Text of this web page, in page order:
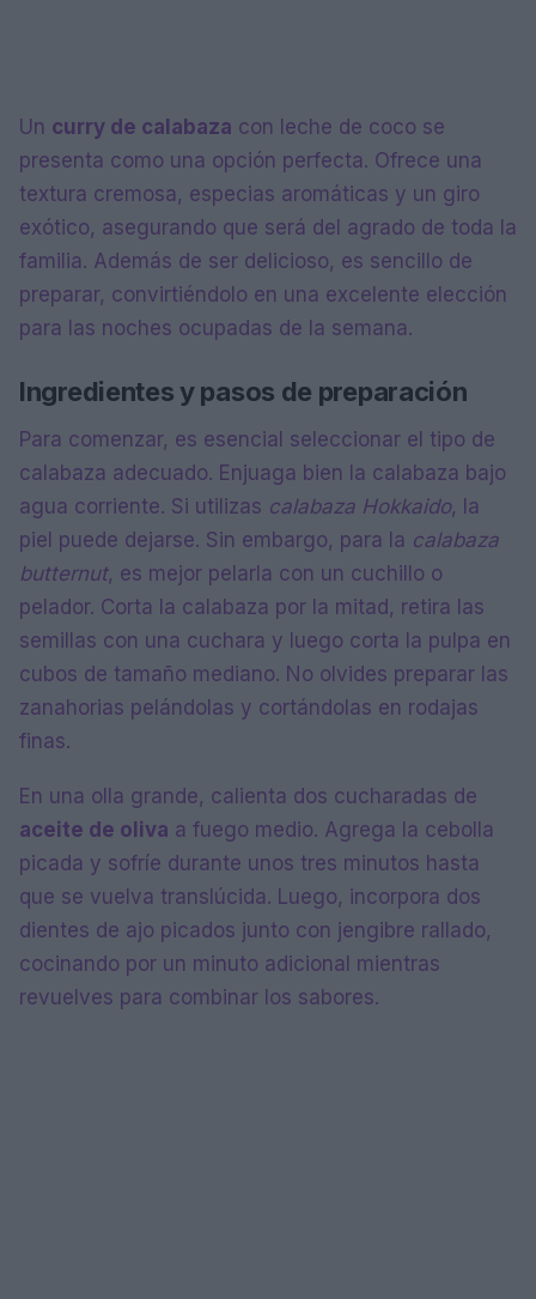
Un curry de calabaza con leche de coco se
presenta como una opción perfecta. Ofrece una
textura cremosa, especias aromáticas y un giro
exótico, asegurando que será del agrado de toda la
familia. Además de ser delicioso, es sencillo de
preparar, convirtiéndolo en una excelente elección
para las noches ocupadas de la semana.
Ingredientes y pasos de preparación
Para comenzar, es esencial seleccionar el tipo de
calabaza adecuado. Enjuaga bien la calabaza bajo
agua corriente. Si utilizas calabaza Hokkaido, la
piel puede dejarse. Sin embargo, para la calabaza
butternut, es mejor pelarla con un cuchillo o
pelador. Corta la calabaza por la mitad, retira las
semillas con una cuchara y luego corta la pulpa en
cubos de tamaño mediano. No olvides preparar las
zanahorias pelándolas y cortándolas en rodajas
finas.
En una olla grande, calienta dos cucharadas de
aceite de oliva a fuego medio. Agrega la cebolla
picada y sofríe durante unos tres minutos hasta
que se vuelva translúcida. Luego, incorpora dos
dientes de ajo picados junto con jengibre rallado,
cocinando por un minuto adicional mientras
revuelves para combinar los sabores.